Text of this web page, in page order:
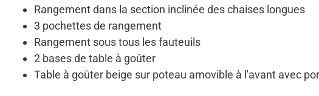
Rangement dans la section inclinée des chaises longues
3 pochettes de rangement
Rangement sous tous les fauteuils
2 bases de table à goûter
Table à goûter beige sur poteau amovible à l'avant avec